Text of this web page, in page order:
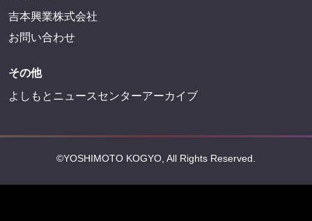
吉本興業株式会社
お問い合わせ
その他
よしもとニュースセンターアーカイブ
©YOSHIMOTO KOGYO, All Rights Reserved.